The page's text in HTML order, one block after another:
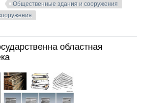
Общественные здания и сооружения
областная